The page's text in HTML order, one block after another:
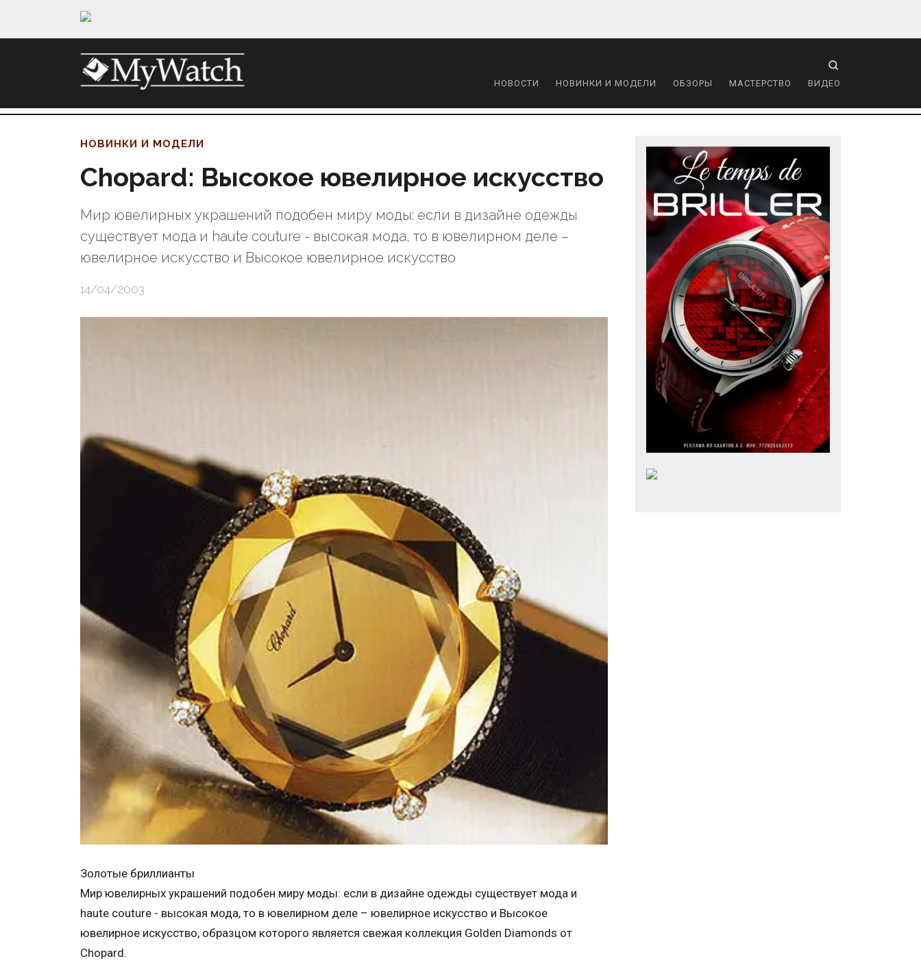
НОВОСТИ НОВИНКИ И МОДЕЛИ ОБЗОРЫ МАСТЕРСТВО ВИДЕО
НОВИНКИ И МОДЕЛИ
Chopard: Высокое ювелирное искусство
Мир ювелирных украшений подобен миру моды: если в дизайне одежды
существует мода и haute couture - высокая мода, то в ювелирном деле –
ювелирное искусство и Высокое ювелирное искусство
14/04/2003
Золотые бриллианты
Мир ювелирных украшений подобен миру моды: если в дизайне одежды существует мода и
haute couture - высокая мода, то в ювелирном деле – ювелирное искусство и Высокое
ювелирное искусство, образцом которого является свежая коллекция Golden Diamonds от
Chopard.